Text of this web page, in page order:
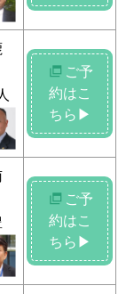
ご予
約はこ
ちら▶
ご予
約はこ
ちら▶